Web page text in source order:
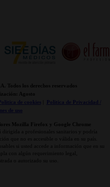
Todos los derechos reservados
Agosto
Politica de cookies|
Politica de Privacidad /
de uso
Mozilla Firefox y Google Chrome
dirigida a profesionales sanitarios y podría
que no es accesible o válida en su país.
si usted accede a información que en su
con algún requerimiento legal,
o autorizado su uso.